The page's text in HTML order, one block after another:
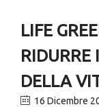
LIFE
RIDURRE
DELLA
16 Dicembre